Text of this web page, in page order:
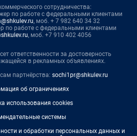
сотрудничества:
по работе с федеральными клиентами
, моб. + 7 982 640 34 32
по работе с федеральными клиентами
, моб. +7 910 402 4056
ответственности за достоверность
в рекламных объявлениях.
партнёрства: sochi1pr@shkulev.ru
об ограничениях
использования cookies
системы
и обработки персональных данных и